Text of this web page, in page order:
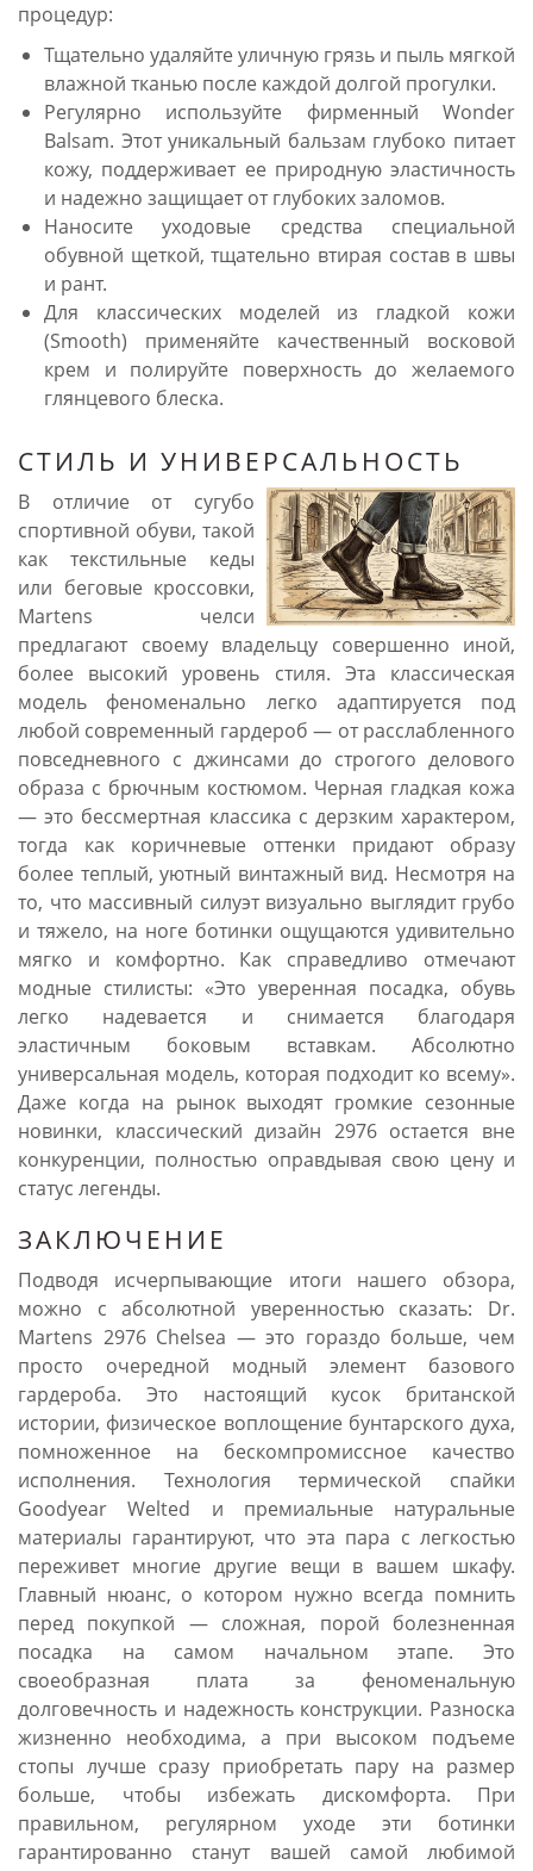
процедур:
Тщательно удаляйте уличную грязь и пыль мягкой
влажной тканью после каждой долгой прогулки.
Регулярно используйте фирменный Wonder
Balsam. Этот уникальный бальзам глубоко питает
кожу, поддерживает ее природную эластичность
и надежно защищает от глубоких заломов.
Наносите уходовые средства специальной
обувной щеткой, тщательно втирая состав в швы
и рант.
Для классических моделей из гладкой кожи
(Smooth) применяйте качественный восковой
крем и полируйте поверхность до желаемого
глянцевого блеска.
СТИЛЬ И УНИВЕРСАЛЬНОСТЬ
В отличие от сугубо
спортивной обуви, такой
как текстильные кеды
или беговые кроссовки,
Martens челси
предлагают своему владельцу совершенно иной,
более высокий уровень стиля. Эта классическая
модель феноменально легко адаптируется под
любой современный гардероб — от расслабленного
повседневного с джинсами до строгого делового
образа с брючным костюмом. Черная гладкая кожа
— это бессмертная классика с дерзким характером,
тогда как коричневые оттенки придают образу
более теплый, уютный винтажный вид. Несмотря на
то, что массивный силуэт визуально выглядит грубо
и тяжело, на ноге ботинки ощущаются удивительно
мягко и комфортно. Как справедливо отмечают
модные стилисты: «Это уверенная посадка, обувь
легко надевается и снимается благодаря
эластичным боковым вставкам. Абсолютно
универсальная модель, которая подходит ко всему».
Даже когда на рынок выходят громкие сезонные
новинки, классический дизайн 2976 остается вне
конкуренции, полностью оправдывая свою цену и
статус легенды.
ЗАКЛЮЧЕНИЕ
Подводя исчерпывающие итоги нашего обзора,
можно с абсолютной уверенностью сказать: Dr.
Martens 2976 Chelsea — это гораздо больше, чем
просто очередной модный элемент базового
гардероба. Это настоящий кусок британской
истории, физическое воплощение бунтарского духа,
помноженное на бескомпромиссное качество
исполнения. Технология термической спайки
Goodyear Welted и премиальные натуральные
материалы гарантируют, что эта пара с легкостью
переживет многие другие вещи в вашем шкафу.
Главный нюанс, о котором нужно всегда помнить
перед покупкой — сложная, порой болезненная
посадка на самом начальном этапе. Это
своеобразная плата за феноменальную
долговечность и надежность конструкции. Разноска
жизненно необходима, а при высоком подъеме
стопы лучше сразу приобретать пару на размер
больше, чтобы избежать дискомфорта. При
правильном, регулярном уходе эти ботинки
гарантированно станут вашей самой любимой